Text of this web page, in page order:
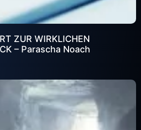
ZUR WIRKLICHEN
– Parascha Noach